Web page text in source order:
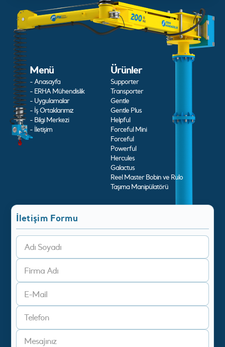
Menü
- Anasayfa
- ERHA Mühendislik
- Uygulamalar
- İş Ortaklarımız
- Bilgi Merkezi
- İletişim
Ürünler
Supporter
Transporter
Gentle
Gentle Plus
Helpful
Forceful Mini
Forceful
Powerful
Hercules
Galactus
Reel Master Bobin ve Rulo
Taşıma Manipülatörü
İletişim Formu